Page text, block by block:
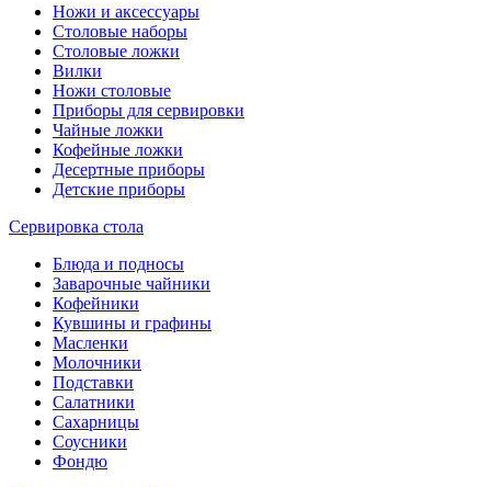
Ножи и аксессуары
Столовые наборы
Столовые ложки
Вилки
Ножи столовые
Приборы для сервировки
Чайные ложки
Кофейные ложки
Десертные приборы
Детские приборы
Сервировка стола
Блюда и подносы
Заварочные чайники
Кофейники
Кувшины и графины
Масленки
Молочники
Подставки
Салатники
Сахарницы
Соусники
Фондю